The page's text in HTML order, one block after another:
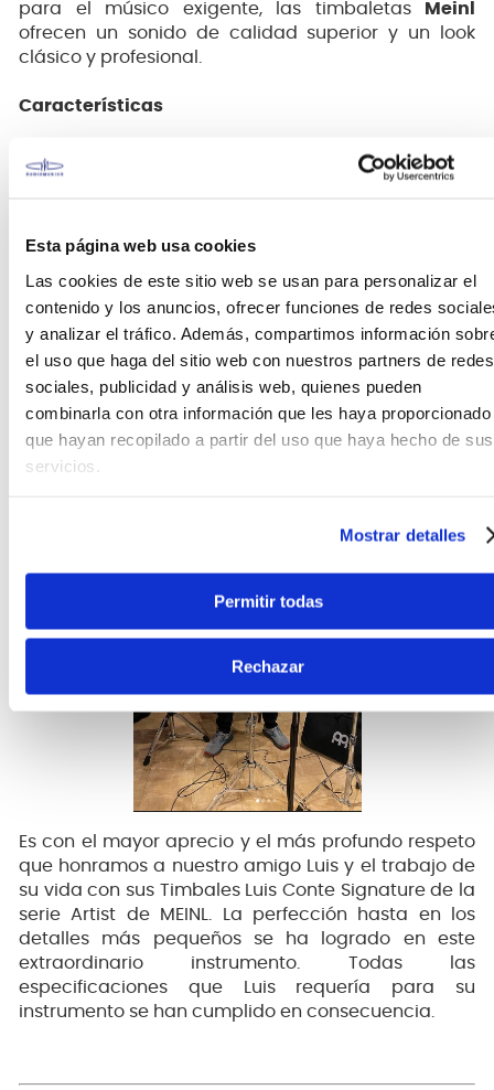
Esta página web usa cookies
Las cookies de este sitio web se usan para personalizar el
contenido y los anuncios, ofrecer funciones de redes
y analizar el tráfico. Además, compartimos información
el uso que haga del sitio web con nuestros partners de redes
sociales, publicidad y análisis web, quienes pueden
combinarla con otra información que les haya proporcionado
que hayan recopilado a partir del uso que haya hecho de sus
servicios.
Mostrar detalles
Permitir todas
Rechazar
para el músico exigente, las timbaletas
Meinl
ofrecen un sonido de calidad superior y un look
clásico y profesional.
Características
Cuerpos martillados extensivamente
Soportes fundidos a partir de una aleación
especial de latón
Tamaño de 14 y 15 pulgadas
Atril con doble soporte inclinable y altura
ajustable
El genio de Luis Conte surge de su capacidad para
integrar los ritmos poderosos de su Cuba natal con
las necesidades estadounidenses de la música pop
estadounidense.
Es con el mayor aprecio y el más profundo respeto
que honramos a nuestro amigo Luis y el trabajo de
su vida con sus Timbales Luis Conte Signature de la
serie Artist de MEINL. La perfección hasta en los
detalles más pequeños se ha logrado en este
extraordinario instrumento. Todas las
especificaciones que Luis requería para su
instrumento se han cumplido en consecuencia.